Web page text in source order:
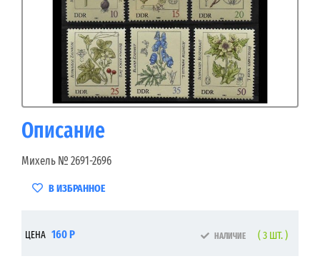
Описание
Михель № 2691-2696
В ИЗБРАННОЕ
ЦЕНА 160 Р НАЛИЧИЕ ( 3 ШТ. )